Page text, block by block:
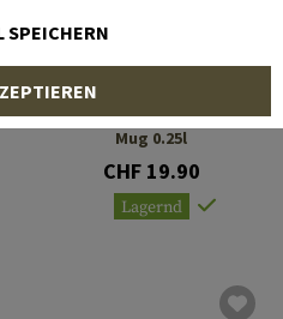
Glock Perfection Coffee
Mug 0.25l
CHF 19.90
Lagernd
SPEICHERN